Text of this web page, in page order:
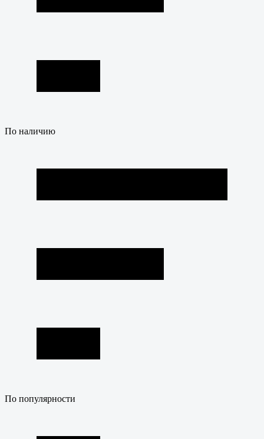
По наличию
По популярности